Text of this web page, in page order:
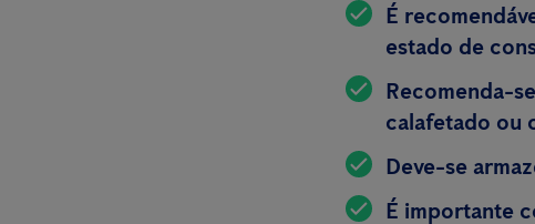
É
estado de
Recomenda-
calafetado ou
Deve-se
É importante